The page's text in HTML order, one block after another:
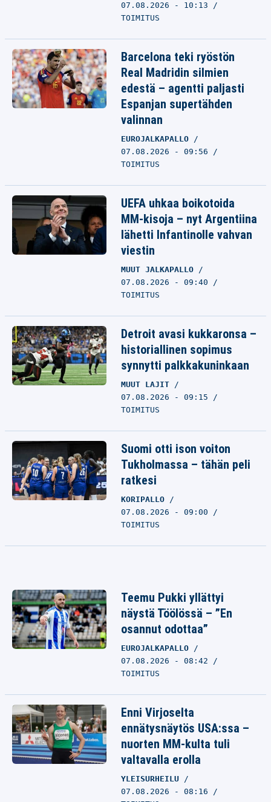
07.08.2026 - 10:13
TOIMITUS
Barcelona teki ryöstön
Real Madridin silmien
edestä – agentti paljasti
Espanjan supertähden
valinnan
EUROJALKAPALLO
07.08.2026 - 09:56
TOIMITUS
UEFA uhkaa boikotoida
MM-kisoja – nyt Argentiina
lähetti Infantinolle vahvan
viestin
MUUT JALKAPALLO
07.08.2026 - 09:40
TOIMITUS
Detroit avasi kukkaronsa –
historiallinen sopimus
synnytti palkkakuninkaan
MUUT LAJIT
07.08.2026 - 09:15
TOIMITUS
Suomi otti ison voiton
Tukholmassa – tähän peli
ratkesi
KORIPALLO
07.08.2026 - 09:00
TOIMITUS
Teemu Pukki yllättyi
näystä Töölössä – ”En
osannut odottaa”
EUROJALKAPALLO
07.08.2026 - 08:42
TOIMITUS
Enni Virjoselta
ennätysnäytös USA:ssa –
nuorten MM-kulta tuli
valtavalla erolla
YLEISURHEILU
07.08.2026 - 08:16